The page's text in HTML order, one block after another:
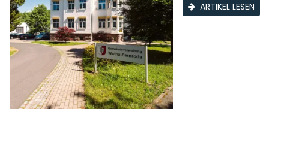
ARTIKEL LESEN